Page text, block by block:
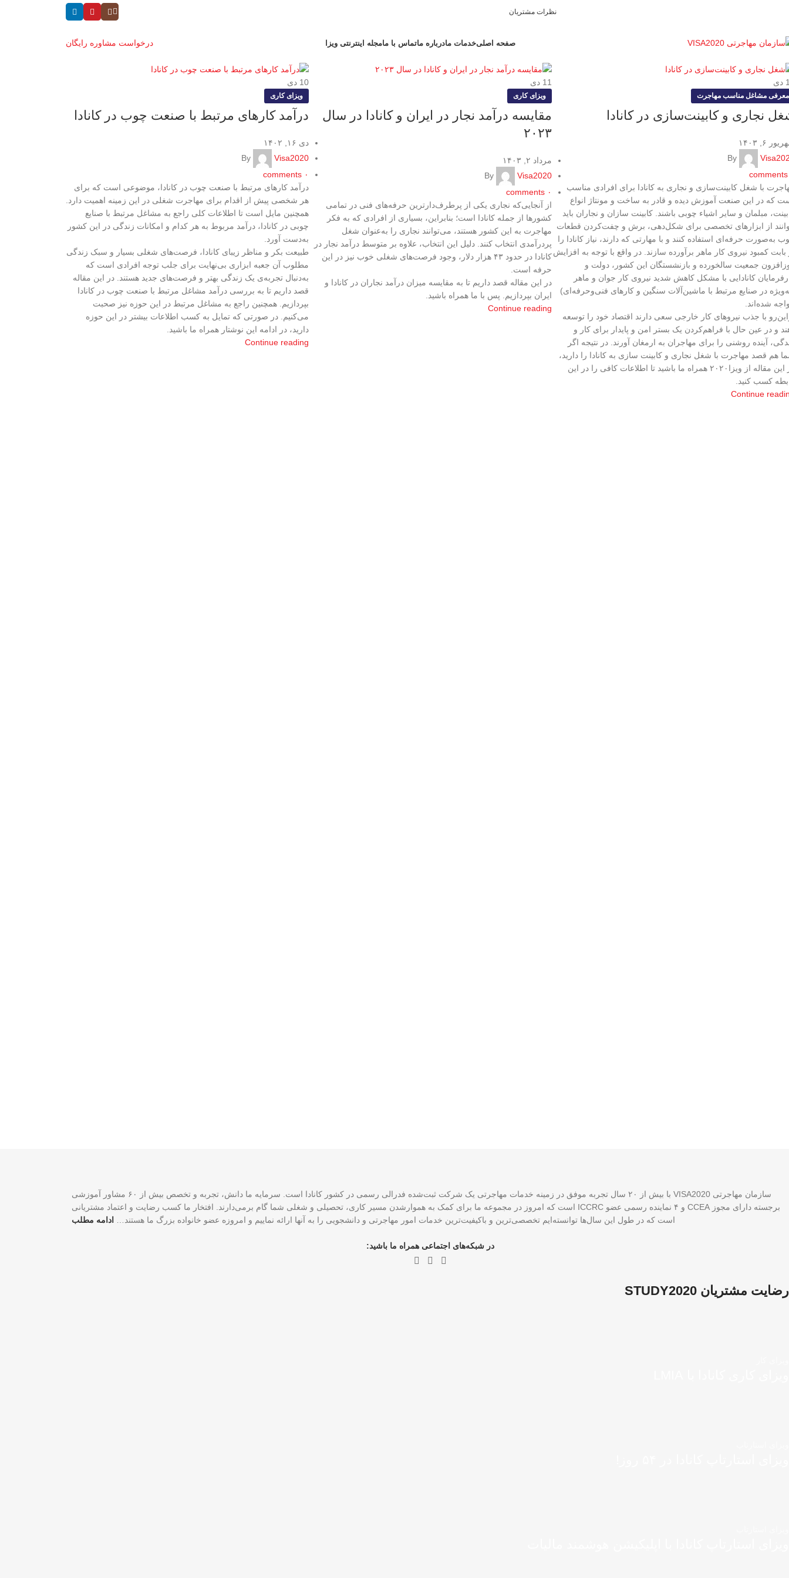
نظرات مشتریان
صفحه اصلیخدمات مادرباره ماتماس با مامجله اینترنتی ویزا درخواست مشاوره رایگان
دی
معرفی مشاغل مناسب مهاجرت
نجاری و‌ کابینت‌سازی در کانادا
۶, ۱۴۰۳
By
comments
با شغل کابینت‌سازی و نجاری به کانادا برای افرادی مناسب
که در این صنعت آموزش دیده و قادر به ساخت و مونتاژ انواع
مبلمان و سایر اشیاء چوبی باشند. کابینت سازان و نجاران باید
از ابزارهای تخصصی برای شکل‌دهی، برش و چفت‌کردن قطعات
به‌صورت حرفه‌ای استفاده کنند و با مهارتی که دارند، نیاز کانادا را
بابت کمبود نیروی کار ماهر برآورده سازند. در واقع با توجه‌ به افزایش
جمعیت سالخورده و بازنشستگان این کشور، دولت و
کانادایی با مشکل کاهش شدید نیروی کار جوان و ماهر
در صنایع مرتبط با ماشین‌آلات سنگین و کارهای فنی‌وحرفه‌ای)
شده‌اند.
با جذب نیروهای کار خارجی سعی دارند اقتصاد خود را توسعه
و در عین‌ حال با فراهم‌کردن یک بستر امن و پایدار برای کار و
آینده روشنی را برای مهاجران به ارمغان آورند. در نتیجه اگر
هم قصد مهاجرت با شغل نجاری و کابینت سازی به کانادا را دارید،
در این مقاله از ویزا۲۰۲۰ همراه ما باشید تا اطلاعات کافی را در این
کسب کنید.
Continue
11 دی
ویزای کاری
مقایسه درآمد نجار در ایران و کانادا در سال
۲۰۲۳
مرداد ۲, ۱۴۰۳
By
Visa2020
۰ comments
از آنجایی‌که نجاری یکی از پرطرف‌دارترین حرفه‌های فنی در تمامی
کشورها از جمله کانادا است؛ بنابراین، بسیاری از افرادی که به فکر
مهاجرت به این کشور هستند، می‌توانند نجاری را به‌عنوان شغل
پردرآمدی انتخاب کنند. دلیل این انتخاب، علاوه بر متوسط درآمد نجار در
کانادا در حدود ۴۳ هزار دلار، وجود فرصت‌های شغلی خوب نیز در این
حرفه است.
در این مقاله قصد داریم تا به مقایسه میزان درآمد نجاران در کانادا و
ایران بپردازیم. پس با ما همراه باشید.
Continue reading
10 دی
ویزای کاری
درآمد کارهای مرتبط با صنعت چوب در کانادا
دی ۱۶, ۱۴۰۲
By
Visa2020
۰ comments
درآمد کارهای مرتبط با صنعت چوب در کانادا، موضوعی است که برای
هر شخصی پیش از اقدام برای مهاجرت شغلی در این زمینه اهمیت دارد.
همچنین مایل است تا اطلاعات کلی راجع به مشاغل مرتبط با صنایع
چوبی در کانادا، درآمد مربوط به هر کدام و امکانات زندگی در این کشور
به‌دست آورد.
طبیعت بکر و مناظر زیبای کانادا، فرصت‌های شغلی بسیار و سبک زندگی
مطلوب آن جعبه ابزاری بی‌نهایت برای جلب توجه افرادی است که
به‌دنبال تجربه‌ی یک زندگی بهتر و فرصت‌های جدید هستند. در این مقاله
قصد داریم تا به بررسی درآمد مشاغل مرتبط با صنعت چوب در کانادا
بپردازیم. همچنین راجع به مشاغل مرتبط در این حوزه نیز صحبت
می‌کنیم. در صورتی که تمایل به کسب اطلاعات بیشتر در این حوزه
دارید، در ادامه این نوشتار همراه ما باشید.
Continue reading
سازمان مهاجرتی VISA2020 با بیش از ۲۰ سال تجربه موفق در زمینه خدمات مهاجرتی یک شرکت ثبت‌شده فدرالی رسمی در کشور کانادا است. سرمایه ما دانش، تجربه و تخصص بیش از ۶۰ مشاور آموزشی
برجسته دارای مجوز CCEA و ۴ نماینده رسمی عضو ICCRC است که امروز در مجموعه ما برای کمک به هموارشدن مسیر کاری، تحصیلی و شغلی شما گام برمی‌دارند. افتخار ما کسب رضایت و اعتماد مشتریانی
است که در طول این سال‌ها توانسته‌ایم تخصصی‌ترین و باکیفیت‌ترین خدمات امور مهاجرتی و دانشجویی را به آنها ارائه نماییم و امروزه عضو خانواده بزرگ ما هستند…
ادامه مطلب
در شبکه‌های اجتماعی همراه ما باشید:
رضایت مشتریان STUDY2020